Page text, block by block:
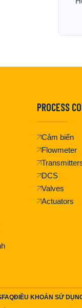
PROCESS
Cảm biến
Flowmeter
DCS
Valves
Actuators
FAQĐIỀU KHOẢN SỬ